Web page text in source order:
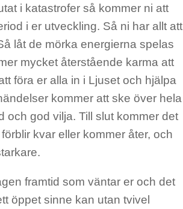
i katastrofer så kommer ni att
i er utveckling. Så ni har allt att
låt de mörka energierna spelas
mycket återstående karma att
föra er alla in i Ljuset och hjälpa
kommer att ske över hela
och god vilja. Till slut kommer det
kvar eller kommer åter, och
framtid som väntar er och det
öppet sinne kan utan tvivel